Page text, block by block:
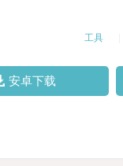
工具
安卓下载